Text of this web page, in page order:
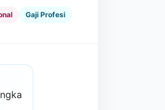
Gaji Profesi